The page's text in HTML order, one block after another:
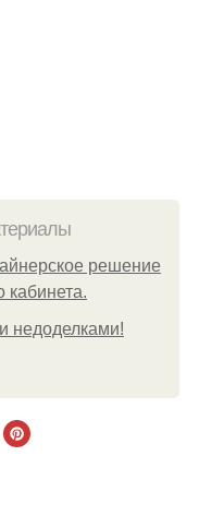
решение
кабинета.
недоделками!